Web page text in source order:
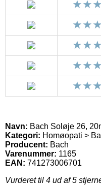
Navn: Bach Soløje 26,
Kategori: Homøopati >
Producent: Bach
Varenummer: 1165
EAN: 741273006701
Vurderet til 4 ud af 5